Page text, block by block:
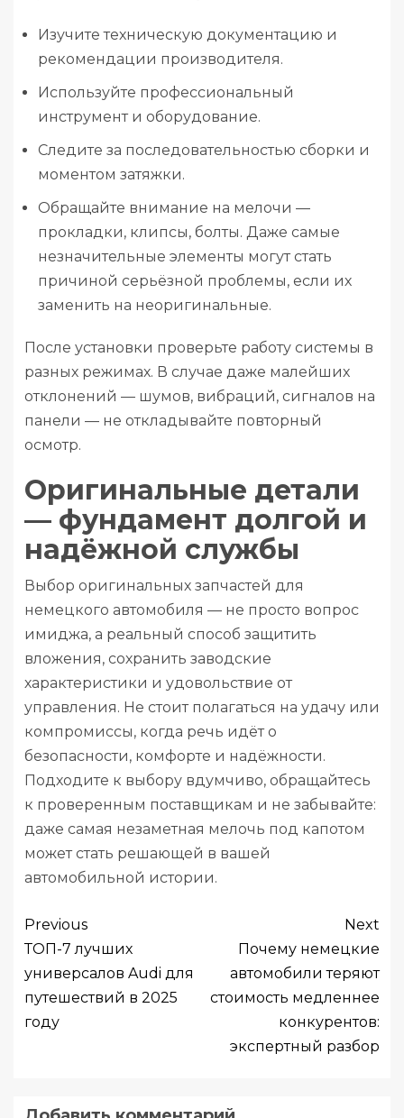
Изучите техническую документацию и
рекомендации производителя.
Используйте профессиональный
инструмент и оборудование.
Следите за последовательностью сборки и
моментом затяжки.
Обращайте внимание на мелочи —
прокладки, клипсы, болты. Даже самые
незначительные элементы могут стать
причиной серьёзной проблемы, если их
заменить на неоригинальные.
После установки проверьте работу системы в
разных режимах. В случае даже малейших
отклонений — шумов, вибраций, сигналов на
панели — не откладывайте повторный
осмотр.
Оригинальные детали
— фундамент долгой и
надёжной службы
Выбор оригинальных запчастей для
немецкого автомобиля — не просто вопрос
имиджа, а реальный способ защитить
вложения, сохранить заводские
характеристики и удовольствие от
управления. Не стоит полагаться на удачу или
компромиссы, когда речь идёт о
безопасности, комфорте и надёжности.
Подходите к выбору вдумчиво, обращайтесь
к проверенным поставщикам и не забывайте:
даже самая незаметная мелочь под капотом
может стать решающей в вашей
автомобильной истории.
Previous
ТОП-7 лучших
универсалов Audi для
путешествий в 2025
году
Next
Почему немецкие
автомобили теряют
стоимость медленнее
конкурентов:
экспертный разбор